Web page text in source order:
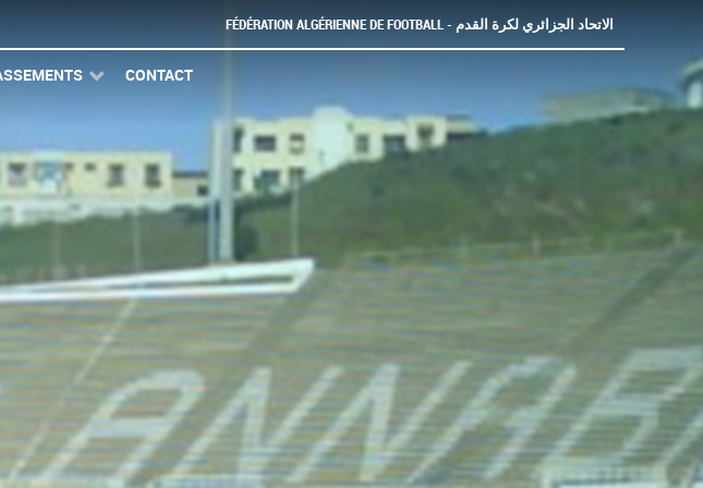
FÉDÉRATION ALGÉRIENNE DE FOOTBALL - الاتحاد الجزائري لكرة القدم
CONTACT